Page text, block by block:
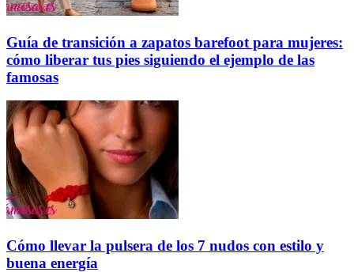
Guía de transición a zapatos barefoot para mujeres:
cómo liberar tus pies siguiendo el ejemplo de las
famosas
Cómo llevar la pulsera de los 7 nudos con estilo y
buena energía